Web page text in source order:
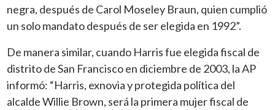
negra, después de Carol Moseley Braun, quien cumplió
un solo mandato después de ser elegida en 1992”.
De manera similar, cuando Harris fue elegida fiscal de
distrito de San Francisco en diciembre de 2003, la AP
informó: “Harris, exnovia y protegida política del
alcalde Willie Brown, será la primera mujer fiscal de